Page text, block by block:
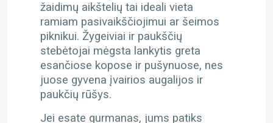
žaidimų aikštelių tai ideali vieta
ramiam pasivaikščiojimui ar šeimos
piknikui. Žygeiviai ir paukščių
stebėtojai mėgsta lankytis greta
esančiose kopose ir pušynuose, nes
juose gyvena įvairios augalijos ir
paukčių rūšys.
Jei esate gurmanas, jums patiks